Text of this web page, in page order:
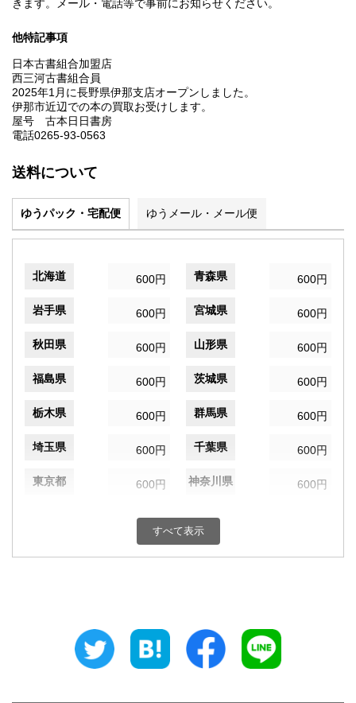
きます。メール・電話等で事前にお知らせください。
他特記事項
日本古書組合加盟店
西三河古書組合員
2025年1月に長野県伊那支店オープンしました。
伊那市近辺での本の買取お受けします。
屋号 古本日日書房
電話0265-93-0563
送料について
ゆうパック・宅配便 ゆうメール・メール便
北海道 600円 青森県 600円
岩手県 600円 宮城県 600円
秋田県 600円 山形県 600円
福島県 600円 茨城県 600円
栃木県 600円 群馬県 600円
埼玉県 600円 千葉県 600円
東京都 600円 神奈川県 600円
600円 富山県
600円 三重県
すべて表示